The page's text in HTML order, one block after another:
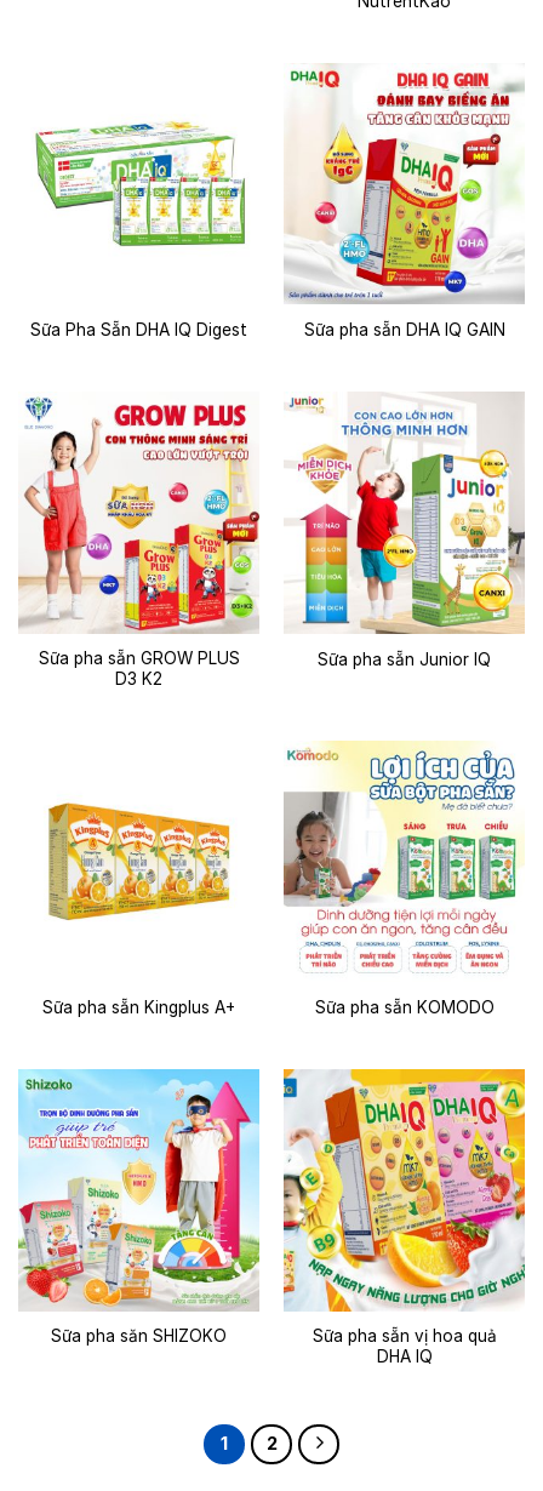
Sữa Pha Sẵn DHA IQ Digest Sữa pha sẵn DHA IQ GAIN
Sữa pha sẵn GROW PLUS
D3 K2
Sữa pha sẵn Junior IQ
Sữa pha sẵn Kingplus A+ Sữa pha sẵn KOMODO
Sữa pha săn SHIZOKO
Sữa pha sẵn vị hoa quả
DHA IQ
1 2